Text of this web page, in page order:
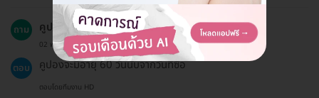
ถาม คูปองมีอายุการใช้งานนานเท่าไหร่?
02 พ.ย. 2023
ตอบ คูปองจะมีอายุ 60 วันนับจากวันที่ซื้อ
ตอบโดยทีมงาน HD